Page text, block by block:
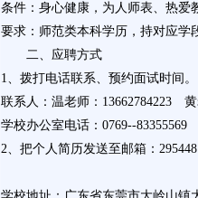
条件：身心健康，为人师表、热爱
要求：师范类本科学历，持对应学
二、应聘方式
1、拨打电话联系、预约面试时间。
联系人：温老师：13662784223 黄
学校办公室电话：0769--83355569
2、把个人简历发送至邮箱：